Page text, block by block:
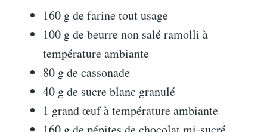
160 g de farine tout usage
100 g de beurre non salé ramolli à
température ambiante
80 g de cassonade
40 g de sucre blanc granulé
1 grand œuf à température ambiante